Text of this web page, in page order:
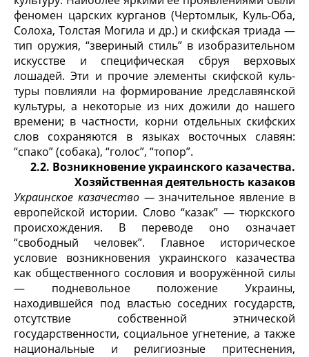
феномен царских курга­нов (Чертомлык, Куль-Оба,
Солоха, Толстая Могила и др.) и скифская триа­да —
тип оружия, “звериный стиль” в изобразительном
искусстве и специ­фическая сбруя верховых
лошадей. Эти и прочие элементы скифской куль­
туры повлияли на формирование лредславянской
культуры, а некоторые из них дожили до нашего
времени; в частности, корни отдельных скифских
слов сохраняются в языках восточных славян:
“спако” (собака), “голос”, “топор”.
2.2. Возникновение украинского казачества.
Хозяйственная деятельность казаков
Украинское казачество —значительное явление в
европейской исто­рии. Слово “казак” — тюркского
происхождения. В переводе оно означает
“свободный человек”. Главное историческое
условие возникновения укра­инского казачества
как общественного сословия и вооружённой силы
— подневольное положение Украины,
находившейся под властью соседних го­сударств,
отсутствие собственной этнической
государственности, социаль­ное угнетение, а также
национальные и религиозные притеснения,